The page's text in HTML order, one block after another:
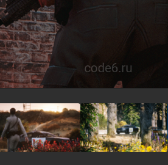
Инструменты